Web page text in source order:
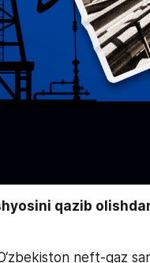
qazib
neft-gaz